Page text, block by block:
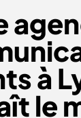
à
le